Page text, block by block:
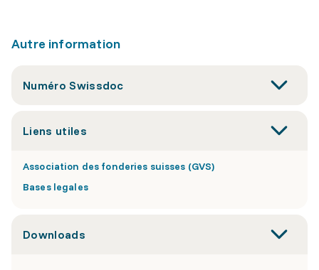
Autre information
Numéro Swissdoc
Liens utiles
Association des fonderies suisses (GVS)
Bases legales
Downloads